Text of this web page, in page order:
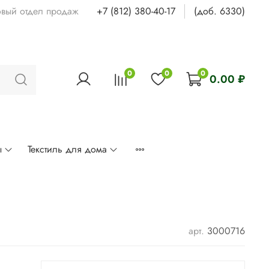
отдел продаж +7 (812) 380-40-17 (доб. 6330)
0 0 0 0.00 ₽
Текстиль для дома
арт. 3000716